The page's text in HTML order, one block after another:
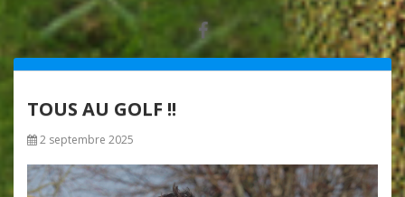
TOUS AU GOLF !!
2 septembre 2025